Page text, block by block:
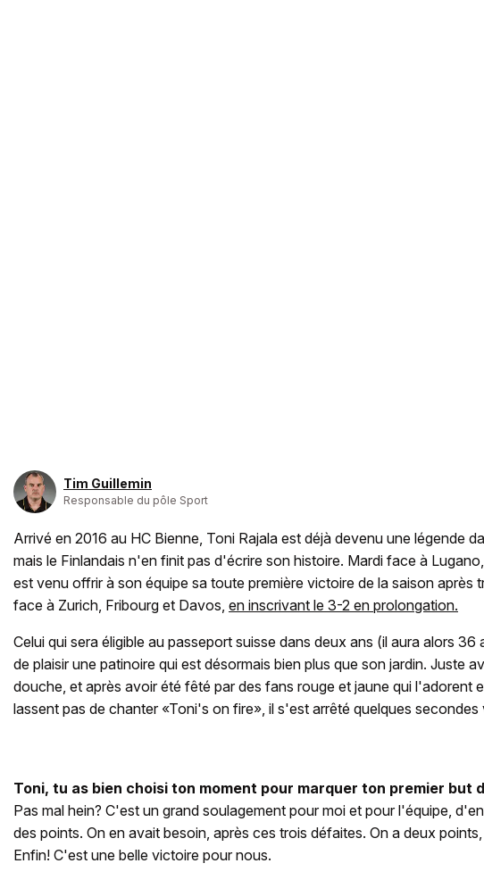
Tim Guillemin
Responsable du pôle Sport
Arrivé en 2016 au HC Bienne, Toni Rajala est déjà devenu une légende
mais le Finlandais n'en finit pas d'écrire son histoire. Mardi face à
est venu offrir à son équipe sa toute première victoire de la saison après
face à Zurich, Fribourg et Davos, en inscrivant le 3-2 en prolongation.
Celui qui sera éligible au passeport suisse dans deux ans (il aura alors 36
de plaisir une patinoire qui est désormais bien plus que son jardin. Juste
douche, et après avoir été fêté par des fans rouge et jaune qui l'adorent
lassent pas de chanter «Toni's on fire», il s'est arrêté quelques secondes
Toni, tu as bien choisi ton moment pour marquer ton premier but
Pas mal hein? C'est un grand soulagement pour moi et pour l'équipe,
des points. On en avait besoin, après ces trois défaites. On a deux
Enfin! C'est une belle victoire pour nous.